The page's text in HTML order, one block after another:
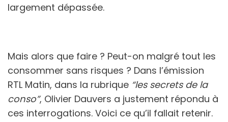
largement dépassée.
Mais alors que faire ? Peut-on malgré tout les
consommer sans risques ? Dans l’émission
RTL Matin, dans la rubrique “les secrets de la
conso”, Olivier Dauvers a justement répondu à
ces interrogations. Voici ce qu’il fallait retenir.